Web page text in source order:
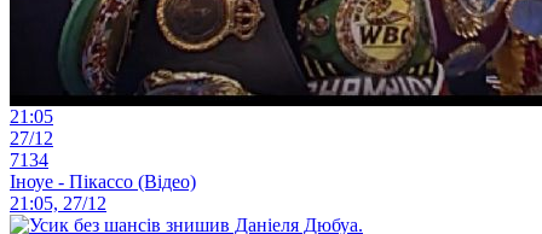
21:05
27/12
7134
Іноуе - Пікассо (Відео)
21:05, 27/12